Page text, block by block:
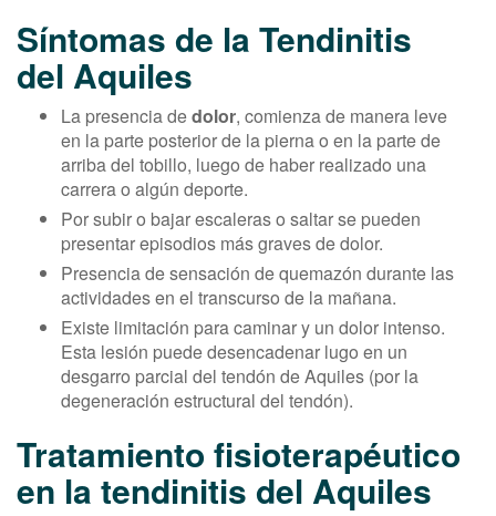
Síntomas de la Tendinitis
del Aquiles
La presencia dedolor, comienza de manera leve
en la parte posterior de la pierna o en la parte de
arriba del tobillo, luego de haber realizado una
carrera o algún deporte.
Por subir o bajar escaleras o saltar se pueden
presentar episodios más graves de dolor.
Presencia de sensación de quemazón durante las
actividades en el transcurso de la mañana.
Existe limitación para caminar y un dolor intenso.
Esta lesión puede desencadenar lugo en un
desgarro parcial del tendón de Aquiles (por la
degeneración estructural del tendón).
Tratamiento fisioterapéutico
en la tendinitis del Aquiles